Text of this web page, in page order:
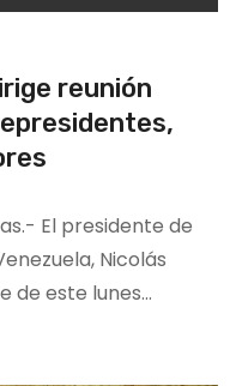
reunión
El presidente de
Nicolás
de este lunes…